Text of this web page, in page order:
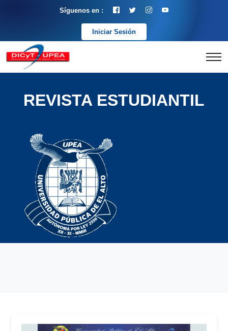
Síguenos en :
Iniciar Sesión
REVISTA ESTUDIANTIL